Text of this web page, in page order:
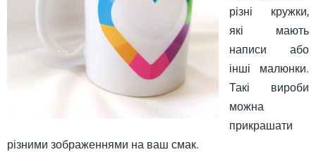
різні кружки,
які мають
написи або
інші малюнки.
Такі вироби
можна
прикрашати
різними зображеннями на ваш смак.